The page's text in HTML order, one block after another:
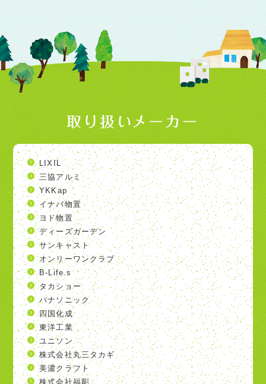
取り扱いメーカー
LIXIL
三協アルミ
YKKap
イナバ物置
ヨド物置
ディーズガーデン
サンキャスト
オンリーワンクラブ
B-Life.s
タカショー
パナソニック
四国化成
東洋工業
ユニソン
株式会社丸三タカギ
美濃クラフト
株式会社福彫